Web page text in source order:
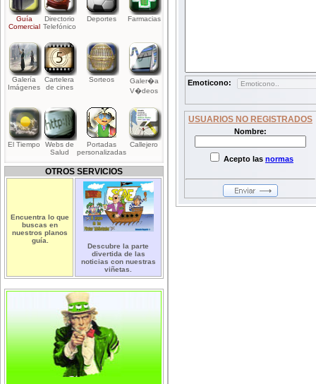
Guía
Comercial
Directorio
Telefónico
Deportes Farmacias
Galería
Imágenes
Cartelera
de cines
Sorteos
Galer�a
V�deos
El Tiempo
Webs de
Salud
Portadas
personalizadas
Callejero
OTROS SERVICIOS
Encuentra lo que
buscas en
nuestros planos
guía.
Descubre la parte
divertida de las
noticias con nuestras
viñetas.
Emoticono:
USUARIOS NO REGISTRADOS
Nombre:
Acepto las normas